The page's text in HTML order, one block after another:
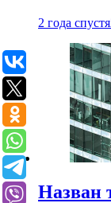
2 года спустя
Назван